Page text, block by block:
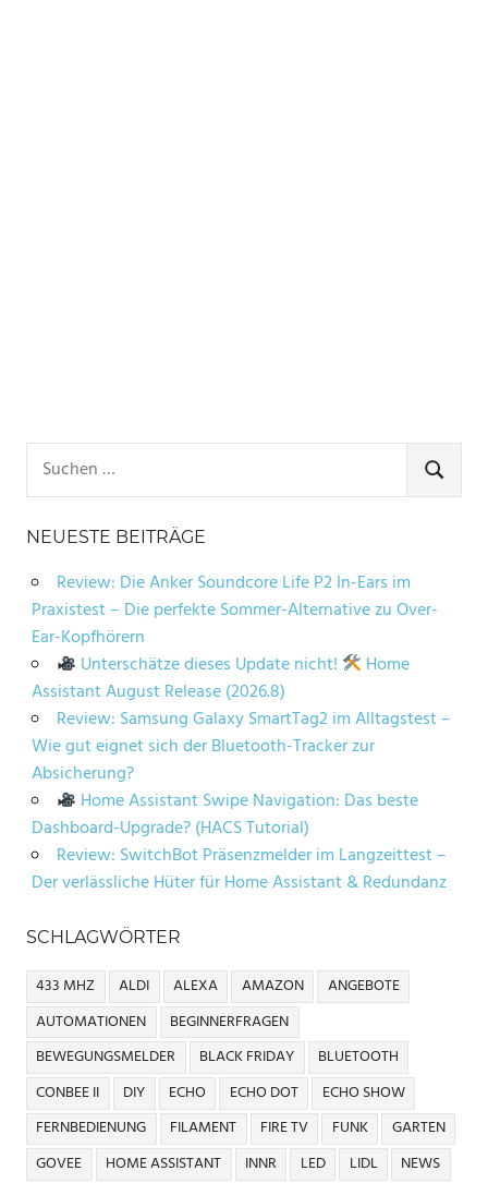
nach:
SUCHEN
NEUESTE BEITRÄGE
Review: Die Anker Soundcore Life P2 In-Ears im
Praxistest – Die perfekte Sommer-Alternative zu Over-
Ear-Kopfhörern
Unterschätze dieses Update nicht!
Home
Assistant August Release (2026.8)
Review: Samsung Galaxy SmartTag2 im Alltagstest –
Wie gut eignet sich der Bluetooth-Tracker zur
Absicherung?
Home Assistant Swipe Navigation: Das beste
Dashboard-Upgrade? (HACS Tutorial)
Review: SwitchBot Präsenzmelder im Langzeittest –
Der verlässliche Hüter für Home Assistant & Redundanz
SCHLAGWÖRTER
433 MHZ ALDI ALEXA AMAZON
ANGEBOTE
AUTOMATIONEN
BEGINNERFRAGEN
BEWEGUNGSMELDER
BLACK FRIDAY
BLUETOOTH
CONBEE II
DIY ECHO ECHO DOT
ECHO SHOW
FERNBEDIENUNG
FILAMENT FIRE TV FUNK
GARTEN
GOVEE
HOME ASSISTANT INNR LED LIDL
NEWS